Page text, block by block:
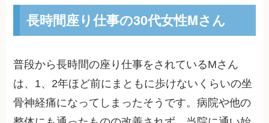
長時間座り仕事の30代女性Mさん
普段から長時間の座り仕事をされているMさん
は、1、2年ほど前にまともに歩けないくらいの坐
骨神経痛になってしまったそうです。病院や他の